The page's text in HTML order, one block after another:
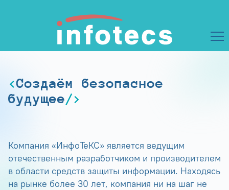
Создаём безопасное
будущее
Компания «ИнфоТеКС» является ведущим
отечественным разработчиком и производителем
в области средств защиты информации. Находясь
на рынке более 30 лет, компания ни на шаг не